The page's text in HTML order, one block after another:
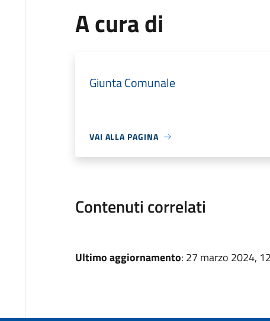
A cura di
Giunta Comunale
VAI ALLA PAGINA
Contenuti correlati
Ultimo aggiornamento: 27 marzo 2024,